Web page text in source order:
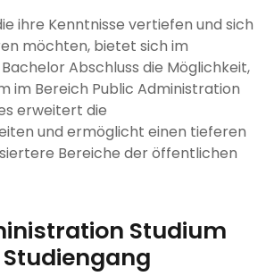
ihre Kenntnisse vertiefen und sich
möchten, bietet sich im
Abschluss die Möglichkeit,
im Bereich Public Administration
erweitert die
und ermöglicht einen tieferen
Bereiche der öffentlichen
Studium